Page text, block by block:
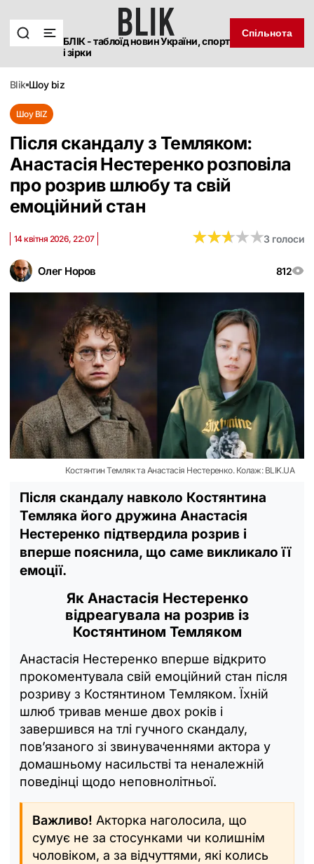
БЛІК - таблоїд новин України, спорт
і зірки
Спільнота
blik шоу biz
Шоу BIZ
Після скандалу з Темляком:
Анастасія Нестеренко розповіла
про розрив шлюбу та свій
емоційний стан
Олег Норов 812
14 квітня 2026, 22:07 ★★★★★
★★★★★3 голоси
Костянтин Темляк та Анастасія Нестеренко. Колаж: BLIK.UA
Після скандалу навколо Костянтина
Темляка його дружина Анастасія
Нестеренко підтвердила розрив і
вперше пояснила, що саме викликало її
емоції.
Як Анастасія Нестеренко
відреагувала на розрив із
Костянтином Темляком
Анастасія Нестеренко вперше відкрито
прокоментувала свій емоційний стан після
розриву з Костянтином Темляком. Їхній
шлюб тривав менше двох років і
завершився на тлі гучного скандалу,
пов’язаного зі звинуваченнями актора у
домашньому насильстві та неналежній
поведінці щодо неповнолітньої.
Важливо! Акторка наголосила, що
сумує не за стосунками чи колишнім
чоловіком, а за відчуттями, які колись